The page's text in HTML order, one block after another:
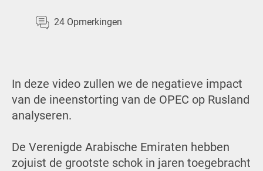
24 Opmerkingen
In deze video zullen we de negatieve impact
van de ineenstorting van de OPEC op Rusland
analyseren.
De Verenigde Arabische Emiraten hebben
zojuist de grootste schok in jaren toegebracht